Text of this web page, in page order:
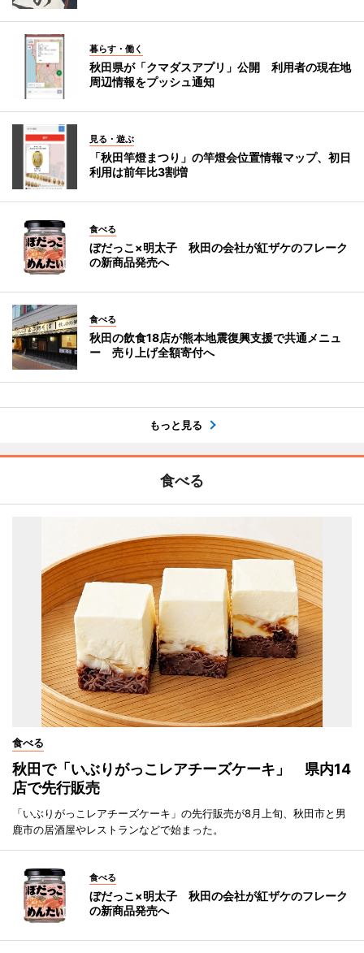
暮らす・働く
秋田県が「クマダスアプリ」公開 利用者の現在地
周辺情報をプッシュ通知
見る・遊ぶ
「秋田竿燈まつり」の竿燈会位置情報マップ、初日
利用は前年比3割増
食べる
ぼだっこ×明太子 秋田の会社が紅ザケのフレーク
の新商品発売へ
食べる
秋田の飲食18店が熊本地震復興支援で共通メニュ
ー 売り上げ全額寄付へ
もっと見る
食べる
食べる
秋田で「いぶりがっこレアチーズケーキ」 県内14
店で先行販売
「いぶりがっこレアチーズケーキ」の先行販売が8月上旬、秋田市と男
鹿市の居酒屋やレストランなどで始まった。
食べる
ぼだっこ×明太子 秋田の会社が紅ザケのフレーク
の新商品発売へ